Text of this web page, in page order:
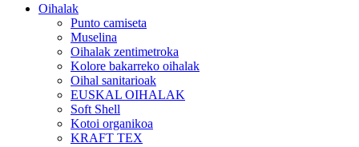
Oihalak
Punto camiseta
Muselina
Oihalak zentimetroka
Kolore bakarreko oihalak
Oihal sanitarioak
EUSKAL OIHALAK
Soft Shell
Kotoi organikoa
KRAFT TEX